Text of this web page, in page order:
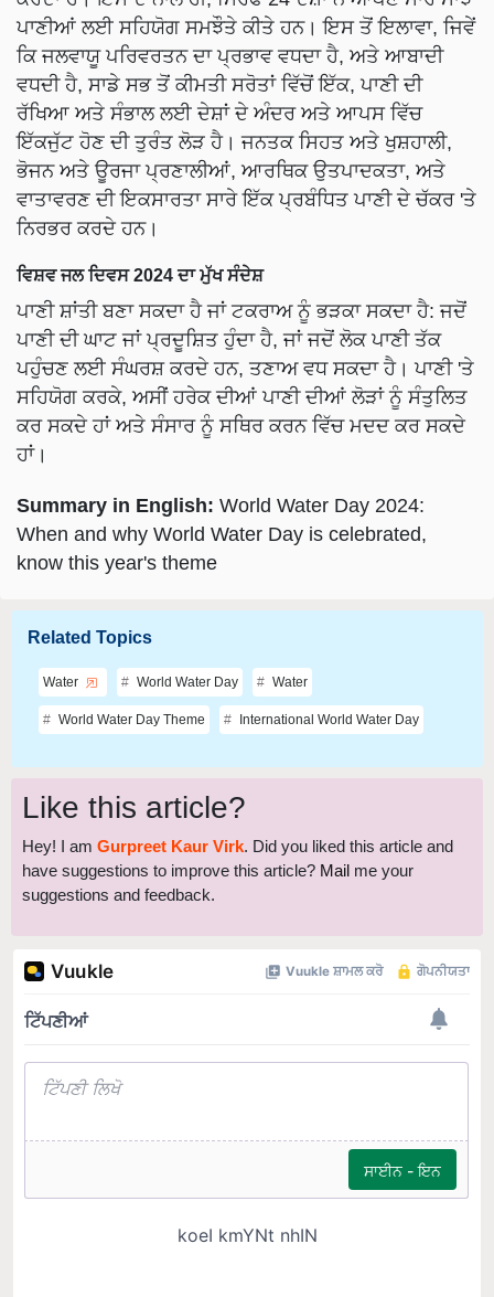
ਪਾਣੀਆਂ ਲਈ ਸਹਿਯੋਗ ਸਮਝੌਤੇ ਕੀਤੇ ਹਨ। ਇਸ ਤੋਂ ਇਲਾਵਾ, ਜਿਵੇਂ
ਕਿ ਜਲਵਾਯੂ ਪਰਿਵਰਤਨ ਦਾ ਪ੍ਰਭਾਵ ਵਧਦਾ ਹੈ, ਅਤੇ ਆਬਾਦੀ
ਵਧਦੀ ਹੈ, ਸਾਡੇ ਸਭ ਤੋਂ ਕੀਮਤੀ ਸਰੋਤਾਂ ਵਿੱਚੋਂ ਇੱਕ, ਪਾਣੀ ਦੀ
ਰੱਖਿਆ ਅਤੇ ਸੰਭਾਲ ਲਈ ਦੇਸ਼ਾਂ ਦੇ ਅੰਦਰ ਅਤੇ ਆਪਸ ਵਿੱਚ
ਇੱਕਜੁੱਟ ਹੋਣ ਦੀ ਤੁਰੰਤ ਲੋੜ ਹੈ। ਜਨਤਕ ਸਿਹਤ ਅਤੇ ਖੁਸ਼ਹਾਲੀ,
ਭੋਜਨ ਅਤੇ ਊਰਜਾ ਪ੍ਰਣਾਲੀਆਂ, ਆਰਥਿਕ ਉਤਪਾਦਕਤਾ, ਅਤੇ
ਵਾਤਾਵਰਣ ਦੀ ਇਕਸਾਰਤਾ ਸਾਰੇ ਇੱਕ ਪ੍ਰਬੰਧਿਤ ਪਾਣੀ ਦੇ ਚੱਕਰ 'ਤੇ
ਨਿਰਭਰ ਕਰਦੇ ਹਨ।
ਵਿਸ਼ਵ ਜਲ ਦਿਵਸ 2024 ਦਾ ਮੁੱਖ ਸੰਦੇਸ਼
ਪਾਣੀ ਸ਼ਾਂਤੀ ਬਣਾ ਸਕਦਾ ਹੈ ਜਾਂ ਟਕਰਾਅ ਨੂੰ ਭੜਕਾ ਸਕਦਾ ਹੈ: ਜਦੋਂ
ਪਾਣੀ ਦੀ ਘਾਟ ਜਾਂ ਪ੍ਰਦੂਸ਼ਿਤ ਹੁੰਦਾ ਹੈ, ਜਾਂ ਜਦੋਂ ਲੋਕ ਪਾਣੀ ਤੱਕ
ਪਹੁੰਚਣ ਲਈ ਸੰਘਰਸ਼ ਕਰਦੇ ਹਨ, ਤਣਾਅ ਵਧ ਸਕਦਾ ਹੈ। ਪਾਣੀ 'ਤੇ
ਸਹਿਯੋਗ ਕਰਕੇ, ਅਸੀਂ ਹਰੇਕ ਦੀਆਂ ਪਾਣੀ ਦੀਆਂ ਲੋੜਾਂ ਨੂੰ ਸੰਤੁਲਿਤ
ਕਰ ਸਕਦੇ ਹਾਂ ਅਤੇ ਸੰਸਾਰ ਨੂੰ ਸਥਿਰ ਕਰਨ ਵਿੱਚ ਮਦਦ ਕਰ ਸਕਦੇ
ਹਾਂ।
Summary in English: World Water Day 2024:
When and why World Water Day is celebrated,
know this year's theme
Related Topics
Water World Water Day Water
World Water Day Theme International World Water Day
Like this article?
Hey! I am Gurpreet Kaur Virk. Did you liked this article and
have suggestions to improve this article? Mail me your
suggestions and feedback.